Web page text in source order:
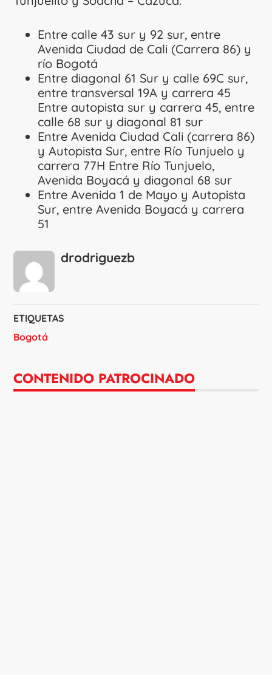
Entre calle 43 sur y 92 sur, entre
Avenida Ciudad de Cali (Carrera 86) y
río Bogotá
Entre diagonal 61 Sur y calle 69C sur,
entre transversal 19A y carrera 45
Entre autopista sur y carrera 45, entre
calle 68 sur y diagonal 81 sur
Entre Avenida Ciudad Cali (carrera 86)
y Autopista Sur, entre Río Tunjuelo y
carrera 77H Entre Río Tunjuelo,
Avenida Boyacá y diagonal 68 sur
Entre Avenida 1 de Mayo y Autopista
Sur, entre Avenida Boyacá y carrera
51
drodriguezb
ETIQUETAS
Bogotá
CONTENIDO PATROCINADO